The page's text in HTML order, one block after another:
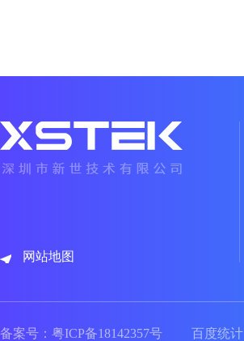
网站地图
备案号： 粤ICP备18142357号 百度统计